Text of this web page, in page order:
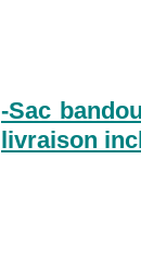
-Sac
livraison